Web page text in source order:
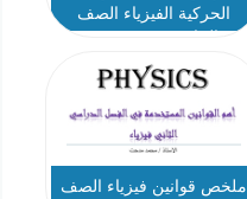
الحركية الفيزياء الصف
ملخص قوانين فيزياء الصف